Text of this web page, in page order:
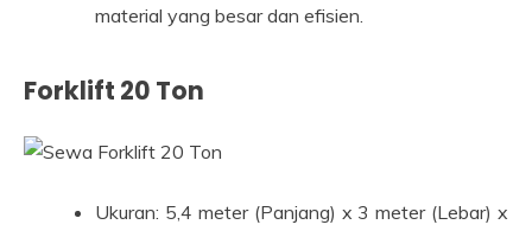
material yang besar dan efisien.
Forklift 20 Ton
Ukuran: 5,4 meter (Panjang) x 3 meter (Lebar) x